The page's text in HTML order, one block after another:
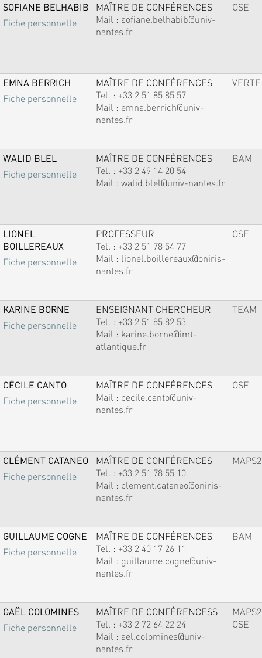
SOFIANE BELHABIB
Fiche personnelle
MAÎTRE DE CONFÉRENCES
Mail : sofiane.belhabib@univ-
nantes.fr
OSE
EMNA BERRICH
Fiche personnelle
MAÎTRE DE CONFÉRENCES
Tel. : +33 2 51 85 85 57
Mail : emna.berrich@univ-
nantes.fr
VERTE
WALID BLEL
Fiche personnelle
MAÎTRE DE CONFÉRENCES
Tel. : +33 2 49 14 20 54
Mail : walid.blel@univ-nantes.fr
BAM
LIONEL
BOILLEREAUX
Fiche personnelle
PROFESSEUR
Tel. : +33 2 51 78 54 77
Mail : lionel.boillereaux@oniris-
nantes.fr
OSE
KARINE BORNE
Fiche personnelle
ENSEIGNANT CHERCHEUR
Tel. : +33 2 51 85 82 53
Mail : karine.borne@imt-
atlantique.fr
TEAM
CÉCILE CANTO
Fiche personnelle
MAÎTRE DE CONFÉRENCES
Mail : cecile.canto@univ-
nantes.fr
OSE
CLÉMENT CATANEO
Fiche personnelle
MAÎTRE DE CONFÉRENCES
Tel. : +33 2 51 78 55 10
Mail : clement.cataneo@oniris-
nantes.fr
MAPS2
GUILLAUME COGNE
Fiche personnelle
MAÎTRE DE CONFÉRENCES
Tel. : +33 2 40 17 26 11
Mail : guillaume.cogne@univ-
nantes.fr
BAM
GAËL COLOMINES
Fiche personnelle
MAÎTRE DE CONFÉRENCESS
Tel. : +33 2 72 64 22 24
Mail : ael.colomines@univ-
nantes.fr
MAPS2
OSE